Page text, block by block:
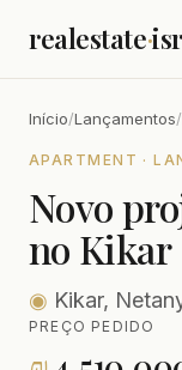
realestate·
Início/Lançamentos/
APARTMENT ·
Novo
no Kikar
◉ Kikar,
PREÇO PEDIDO